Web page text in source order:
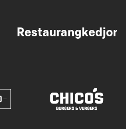
Restaurangkedjor